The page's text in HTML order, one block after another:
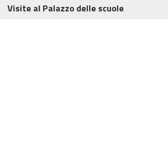
Visite al Palazzo delle scuole